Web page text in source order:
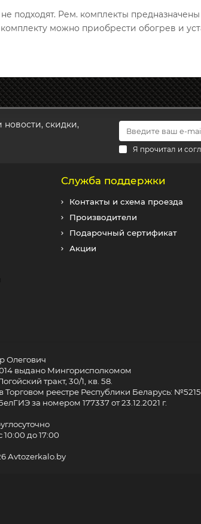
подходят. Рем. комплекты
можно приобрести обогрев и
скидки,
Я прочитал и
Служба поддержки
Контакты и схема проезда
Производители
Подарочный сертификат
Акции
Олегович
выдано Мингорисполкомом
тракт, 30/1, кв. 58.
реестре Республики Беларусь:
за номером 177337 от 23.12.2021 г.
до 17:00
Avtozerkalo.by